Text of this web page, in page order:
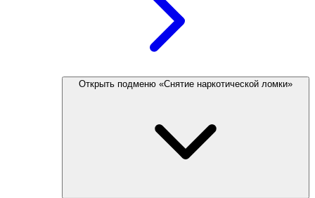
Открыть подменю «Снятие наркотической ломки»